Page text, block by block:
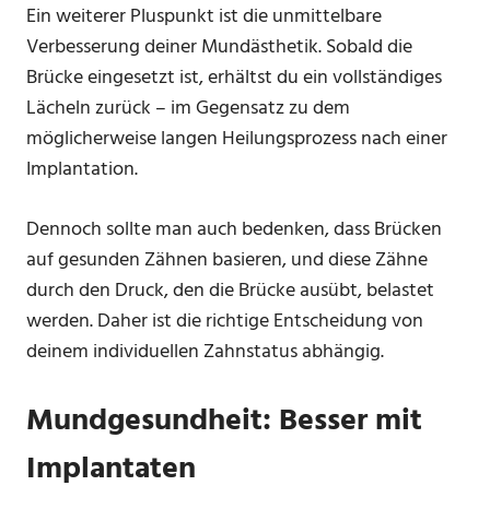
Ein weiterer Pluspunkt ist die unmittelbare
Verbesserung deiner Mundästhetik. Sobald die
Brücke eingesetzt ist, erhältst du ein vollständiges
Lächeln zurück – im Gegensatz zu dem
möglicherweise langen Heilungsprozess nach einer
Implantation.
Dennoch sollte man auch bedenken, dass Brücken
auf gesunden Zähnen basieren, und diese Zähne
durch den Druck, den die Brücke ausübt, belastet
werden. Daher ist die richtige Entscheidung von
deinem individuellen Zahnstatus abhängig.
Mundgesundheit: Besser mit
Implantaten